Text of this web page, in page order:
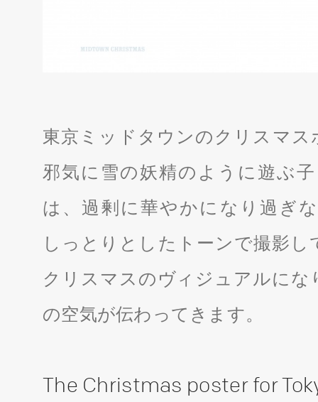
東京ミッドタウンのクリスマ
邪気に雪の妖精のように遊ぶ
は、過剰に華やかになり過ぎ
しっとりとしたトーンで撮影
クリスマスのヴィジュアルに
の空気が伝わってきます。
The Christmas poster for